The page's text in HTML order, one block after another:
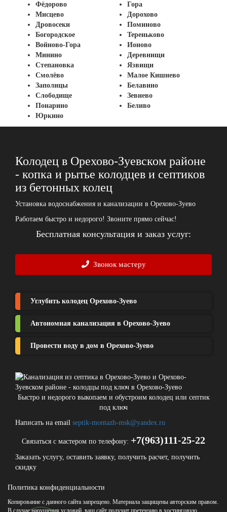
Фёдорово
Мисцево
Дровосеки
Богородское
Войново-Гора
Минино
Степановка
Смолёво
Заполицы
Слободище
Понарино
Юркино
Гора
Дорохово
Поминово
Тереньково
Ионово
Деревнищи
Язвищи
Малое Кишнево
Белавино
Зевнево
Беливо
Колодец в Орехово-Зуевском районе
- копка и рытье колодцев и септиков
из бетонных колец
Установка водоснабжения и канализации в Орехово-Зуево
Работаем быстро и недорого! Звоните прямо сейчас!
Бесплатная консультация и заказ услуг:
Звонок мастеру
Углубить колодец Орехово-Зуево
Автономная канализация в Орехово-Зуево
Провести воду в дом в Орехово-Зуево
Быстро и недорого выкопаем и обустроим колодец или септик
под ключ
Написать на email septik-montazh-msk@yandex.ru
Связаться с мастером по телефону: +7(963)111-25-22
Заказать услугу, оставить заявку, получить расчет, получить
скидку
Политика конфиденциальности
Копирование с данного сайта запрещено. Материала защищены авторским правом.
В случае нарушения условий, ваш сайт получит претензию в хостинговую